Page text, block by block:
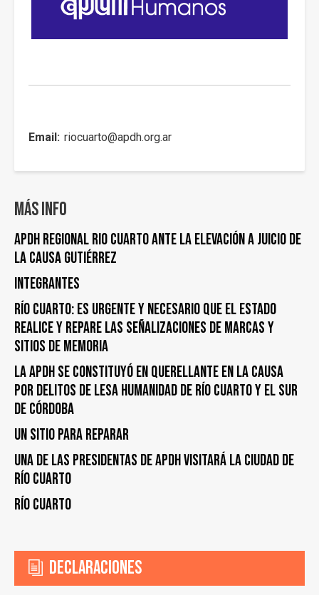
Email riocuarto@apdh.org.ar
Más info
APDH Regional Rio Cuarto ante la elevación a juicio de
la Causa Gutiérrez
Integrantes
Río Cuarto: es urgente y necesario que el Estado
realice y repare las señalizaciones de marcas y
sitios de memoria
La APDH se constituyó en querellante en la causa
por delitos de lesa humanidad de Río Cuarto y el Sur
de Córdoba
UN SITIO PARA REPARAR
UNA DE LAS PRESIDENTAS DE APDH VISITARÁ LA CIUDAD DE
RÍO CUARTO
Río Cuarto
Declaraciones